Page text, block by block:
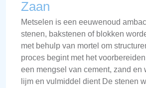
Zaan
Metselen is een eeuwenoud
stenen, bakstenen of blokken
met behulp van mortel om
proces begint met het
een mengsel van cement, zand en
lijm en vulmiddel dient De stenen